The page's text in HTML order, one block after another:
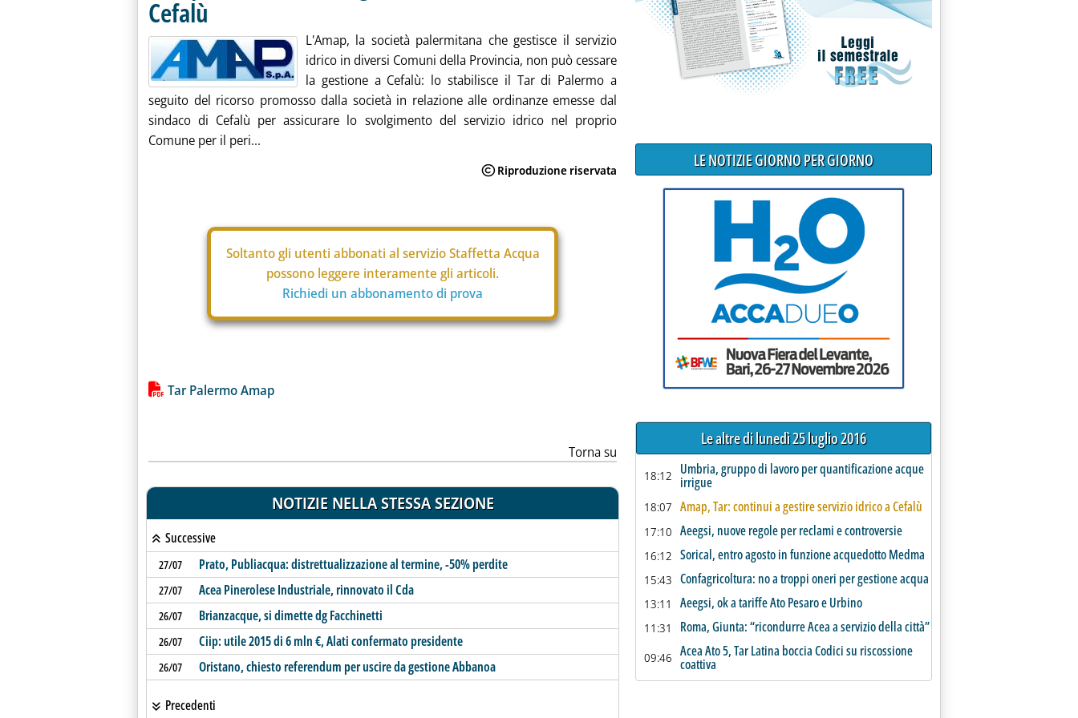
Cefalù
L'Amap, la società palermitana che gestisce il servizio
idrico in diversi Comuni della Provincia, non può cessare
la gestione a Cefalù: lo stabilisce il Tar di Palermo a
seguito del ricorso promosso dalla società in relazione alle ordinanze emesse dal
sindaco di Cefalù per assicurare lo svolgimento del servizio idrico nel proprio
Comune per il peri...
Soltanto gli utenti abbonati al servizio Staffetta Acqua
possono leggere interamente gli articoli.
Richiedi un abbonamento di prova
Lista allegati PDF alla notizia
Tar Palermo Amap
Torna su
NOTIZIE NELLA STESSA SEZIONE
Successive
27/07 Prato, Publiacqua: distrettualizzazione al termine, -50% perdite
27/07 Acea Pinerolese Industriale, rinnovato il Cda
26/07 Brianzacque, si dimette dg Facchinetti
26/07 Ciip: utile 2015 di 6 mln €, Alati confermato presidente
26/07 Oristano, chiesto referendum per uscire da gestione Abbanoa
Precedenti
LE NOTIZIE GIORNO PER GIORNO
Le altre di lunedì 25 luglio 2016
18:12 Umbria, gruppo di lavoro per quantificazione acque
irrigue
18:07 Amap, Tar: continui a gestire servizio idrico a Cefalù
17:10 Aeegsi, nuove regole per reclami e controversie
16:12 Sorical, entro agosto in funzione acquedotto Medma
15:43 Confagricoltura: no a troppi oneri per gestione acqua
13:11 Aeegsi, ok a tariffe Ato Pesaro e Urbino
11:31 Roma, Giunta: “ricondurre Acea a servizio della città”
09:46 Acea Ato 5, Tar Latina boccia Codici su riscossione
coattiva